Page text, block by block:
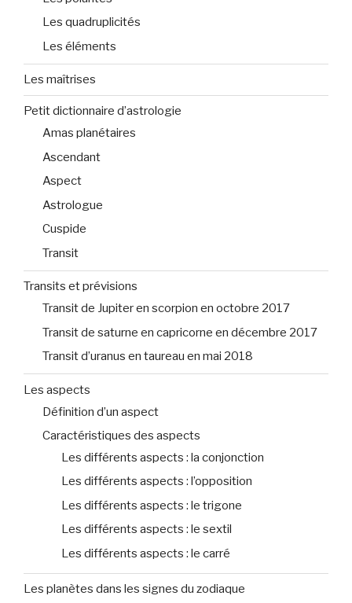
Les quadruplicités
Les éléments
Les maîtrises
Petit dictionnaire d’astrologie
Amas planétaires
Ascendant
Aspect
Astrologue
Cuspide
Transit
Transits et prévisions
Transit de Jupiter en scorpion en octobre 2017
Transit de saturne en capricorne en décembre 2017
Transit d’uranus en taureau en mai 2018
Les aspects
Définition d’un aspect
Caractéristiques des aspects
Les différents aspects : la conjonction
Les différents aspects : l’opposition
Les différents aspects : le trigone
Les différents aspects : le sextil
Les différents aspects : le carré
Les planètes dans les signes du zodiaque